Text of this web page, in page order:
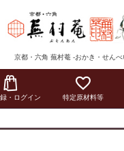
京都・六角 蕪村菴 -おかき・せんべ
・ログイン 特定原材料等